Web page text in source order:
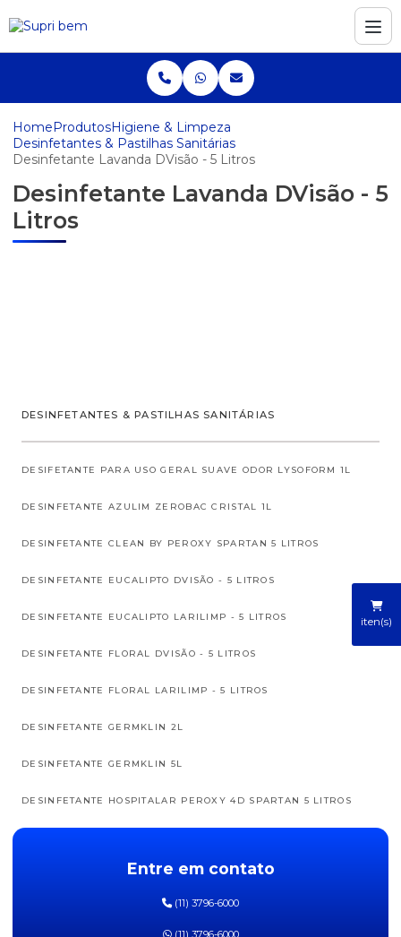
iten(s)
HomeProdutosHigiene & Limpeza
Desinfetantes & Pastilhas Sanitárias
Desinfetante Lavanda DVisão - 5 Litros
Desinfetante Lavanda DVisão - 5
Litros
DESINFETANTES & PASTILHAS SANITÁRIAS
DESIFETANTE PARA USO GERAL SUAVE ODOR LYSOFORM 1L
DESINFETANTE AZULIM ZEROBAC CRISTAL 1L
DESINFETANTE CLEAN BY PEROXY SPARTAN 5 LITROS
DESINFETANTE EUCALIPTO DVISÃO - 5 LITROS
DESINFETANTE EUCALIPTO LARILIMP - 5 LITROS
DESINFETANTE FLORAL DVISÃO - 5 LITROS
DESINFETANTE FLORAL LARILIMP - 5 LITROS
DESINFETANTE GERMKLIN 2L
DESINFETANTE GERMKLIN 5L
DESINFETANTE HOSPITALAR PEROXY 4D SPARTAN 5 LITROS
DESINFETANTE LAVANDA DVISÃO - 5 LITROS
DESINFETANTE LAVANDA LARILIMP - 5 LITROS
Entre em contato
(11) 3796-6000
(11) 3796-6000